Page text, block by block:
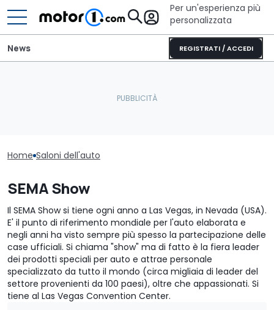
Per un'esperienza più
personalizzata
REGISTRATI / ACCEDI
News
Home Saloni dell'auto
SEMA Show
Il SEMA Show si tiene ogni anno a Las Vegas, in Nevada (USA).
E' il punto di riferimento mondiale per l'auto elaborata e
negli anni ha visto sempre più spesso la partecipazione delle
case ufficiali. Si chiama "show" ma di fatto è la fiera leader
dei prodotti speciali per auto e attrae personale
specializzato da tutto il mondo (circa migliaia di leader del
settore provenienti da 100 paesi), oltre che appassionati. Si
tiene al Las Vegas Convention Center.